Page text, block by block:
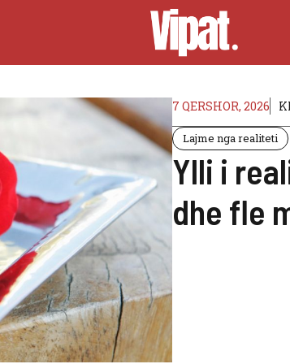
7 QERSHOR, 2026
Lajme nga realiteti
Ylli i
dhe fle